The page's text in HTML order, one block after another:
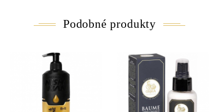
Podobné produkty